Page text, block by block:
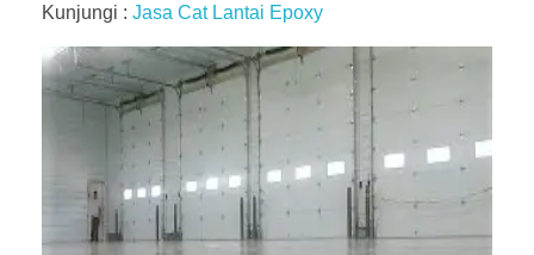
Kunjungi : Jasa Cat Lantai Epoxy